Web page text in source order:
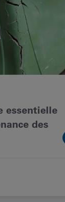
essentielle
des